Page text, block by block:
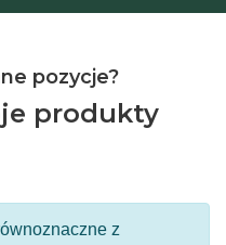
pozycje?
produkty
z